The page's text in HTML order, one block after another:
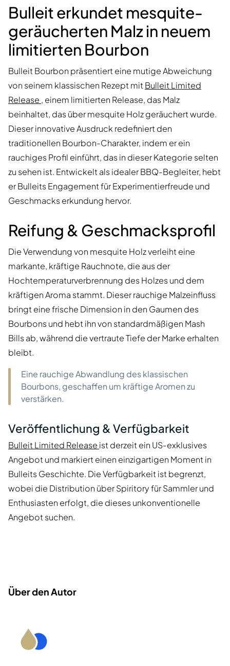
Bulleit erkundet mesquite-
geräucherten Malz in neuem
limitierten Bourbon
Bulleit Bourbon präsentiert eine mutige Abweichung
von seinem klassischen Rezept mit Bulleit Limited
Release , einem limitierten Release, das Malz
beinhaltet, das über mesquite Holz geräuchert wurde.
Dieser innovative Ausdruck redefiniert den
traditionellen Bourbon-Charakter, indem er ein
rauchiges Profil einführt, das in dieser Kategorie selten
zu sehen ist. Entwickelt als idealer BBQ-Begleiter, hebt
er Bulleits Engagement für Experimentierfreude und
Geschmacks erkundung hervor.
Reifung & Geschmacksprofil
Die Verwendung von mesquite Holz verleiht eine
markante, kräftige Rauchnote, die aus der
Hochtemperaturverbrennung des Holzes und dem
kräftigen Aroma stammt. Dieser rauchige Malzeinfluss
bringt eine frische Dimension in den Gaumen des
Bourbons und hebt ihn von standardmäßigen Mash
Bills ab, während die vertraute Tiefe der Marke erhalten
bleibt.
Eine rauchige Abwandlung des klassischen
Bourbons, geschaffen um kräftige Aromen zu
verstärken.
Veröffentlichung & Verfügbarkeit
Bulleit Limited Release ist derzeit ein US-exklusives
Angebot und markiert einen einzigartigen Moment in
Bulleits Geschichte. Die Verfügbarkeit ist begrenzt,
wobei die Distribution über Spiritory für Sammler und
Enthusiasten erfolgt, die dieses unkonventionelle
Angebot suchen.
Über den Autor